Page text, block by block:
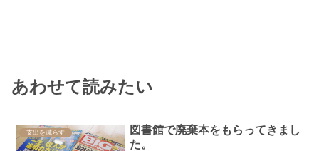
あわせて読みたい
支出を減らす
図書館で廃棄本をもらってきまし
た。